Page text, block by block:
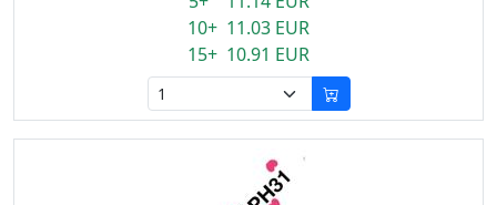
10+ 11.03 EUR
15+ 10.91 EUR